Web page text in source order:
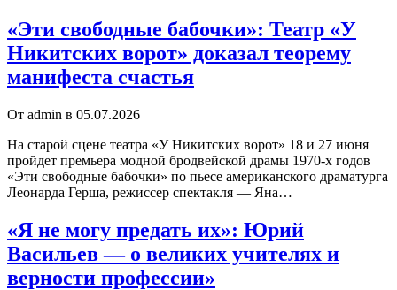
«Эти свободные бабочки»: Театр «У
Никитских ворот» доказал теорему
манифеста счастья
От admin в 05.07.2026
На старой сцене театра «У Никитских ворот» 18 и 27 июня
пройдет премьера модной бродвейской драмы 1970‑х годов
«Эти свободные бабочки» по пьесе американского драматурга
Леонарда Герша, режиссер спектакля — Яна…
«Я не могу предать их»: Юрий
Васильев — о великих учителях и
верности профессии»